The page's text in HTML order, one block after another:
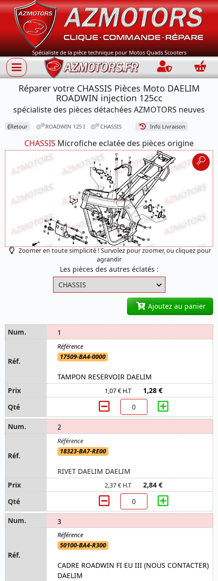
Spécialiste de la pièce technique pour Motos Quads Scooters
Connection
Réparer votre CHASSIS Pièces Moto DAELIM
ROADWIN injection 125cc
spécialiste des pièces détachées AZMOTORS neuves
⟪Retour ROADWIN 125 I CHASSIS Info Livraison
CHASSIS Microfiche eclatée des pièces origine
Zoomer en toute simplicité ! Survolez pour zoomer, ou cliquez pour
agrandir
Les pièces des autres éclatés :
Ajoutez au panier
1
17509-BA4-0000
TAMPON RESERVOIR DAELIM
1,07 € H.T 1,28 €
2
18323-BA7-RE00
RIVET DAELIM DAELIM
2,37 € H.T 2,84 €
3
50100-BA4-R300
CADRE ROADWIN FI EU III (NOUS CONTACTER)
DAELIM